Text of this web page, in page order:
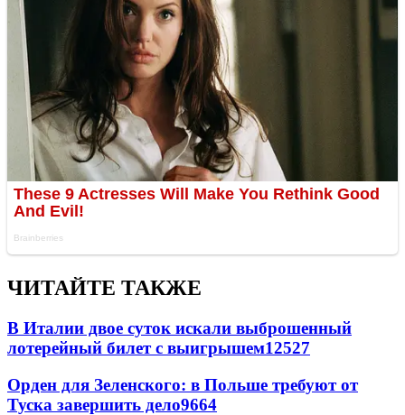
ЧИТАЙТЕ ТАКЖЕ
В Италии двое суток искали выброшенный
лотерейный билет с выигрышем12527
Орден для Зеленского: в Польше требуют от
Туска завершить дело9664